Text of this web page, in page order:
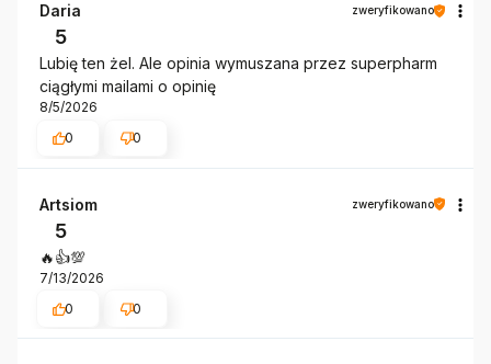
Daria zweryfikowano
5
Lubię ten żel. Ale opinia wymuszana przez superpharm
ciągłymi mailami o opinię
8/5/2026
0
0
Artsiom zweryfikowano
5
🔥👍️💯
7/13/2026
0
0